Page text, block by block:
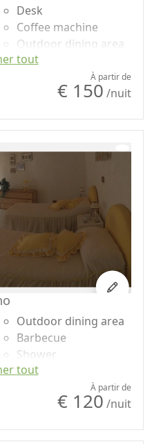
Desk
Coffee machine
Outdoor dining area
Barbecue
plastique, pas de
Garden
Garden view
tout
À partir de
€ 150 /nuit
Outdoor dining area
Barbecue
Shower
Shampooing sans
plastique, pas de
doses uniques
Private pool for
tout
À partir de
€ 120 /nuit